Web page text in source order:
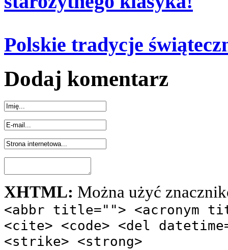
Polskie tradycje
Dodaj komentarz
XHTML: Można użyć
<abbr title=""> <acronym
<cite> <code> <del
<strike> <strong>